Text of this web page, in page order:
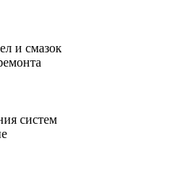
и смазок
систем